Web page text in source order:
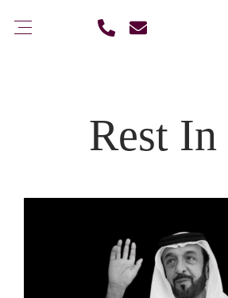
Rest In